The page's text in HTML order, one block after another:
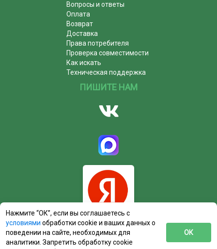
Вопросы и ответы
Оплата
Возврат
Доставка
Права потребителя
Проверка совместимости
Как искать
Техническая поддержка
ПИШИТЕ НАМ
Нажмите “ОК”, если вы соглашаетесь с
условиями обработки cookie и ваших данных о
поведении на сайте, необходимых для
аналитики. Запретить обработку cookie
ОК